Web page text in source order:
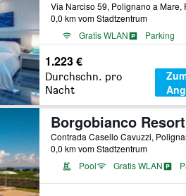
0,0 km vom Stadtzentrum
Gratis WLAN
Parking
1.223 €
Durchschn. pro
Nacht
0,0 km vom Stadtzentrum
Pool
Gratis WLAN